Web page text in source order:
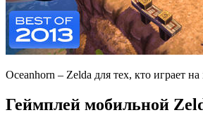
Oceanhorn – Zelda для тех, кто играет на
Геймплей мобильной